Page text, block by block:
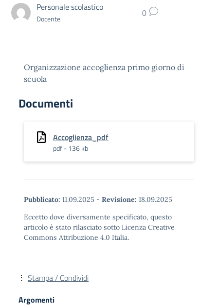
Personale scolastico
Docente 0
Organizzazione accoglienza primo giorno di
scuola
Documenti
Accoglienza_pdf
pdf - 136 kb
Pubblicato: 11.09.2025 - Revisione: 18.09.2025
Eccetto dove diversamente specificato, questo
articolo è stato rilasciato sotto Licenza Creative
Commons Attribuzione 4.0 Italia.
Stampa / Condividi
Argomenti